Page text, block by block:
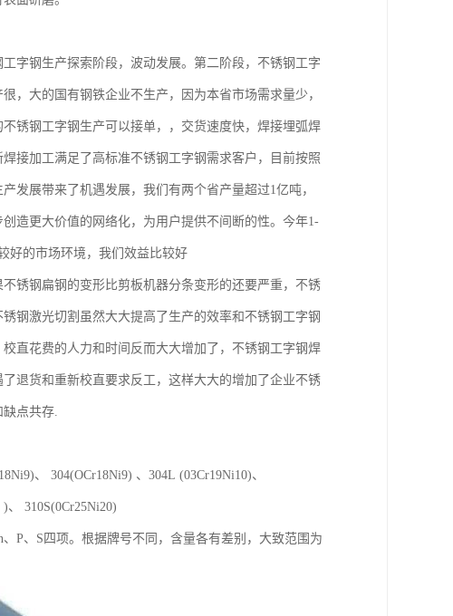
字钢生产探索阶段，波动发展。第二阶段，不锈钢工字
，大的国有钢铁企业不生产，因为本省市场需求量少，
锈钢工字钢生产可以接单，，交货速度快，焊接埋弧焊
接加工满足了高标准不锈钢工字钢需求客户，目前按照
发展带来了机遇发展，我们有两个省产量超过1亿吨，
造更大价值的网络化，为用户提供不间断的性。今年1-
好的市场环境，我们效益比较好
锈钢扁钢的变形比剪板机器分条变形的还要严重，不锈
钢激光切割虽然大大提高了生产的效率和不锈钢工字钢
直花费的人力和时间反而大大增加了，不锈钢工字钢焊
退货和重新校直要求反工，这样大大的增加了企业不锈
点共存.
、 304(OCr18Ni9) 、304L (03Cr19Ni10)、
、 310S(0Cr25Ni20)
P、S四项。根据牌号不同，含量各有差别，大致范围为